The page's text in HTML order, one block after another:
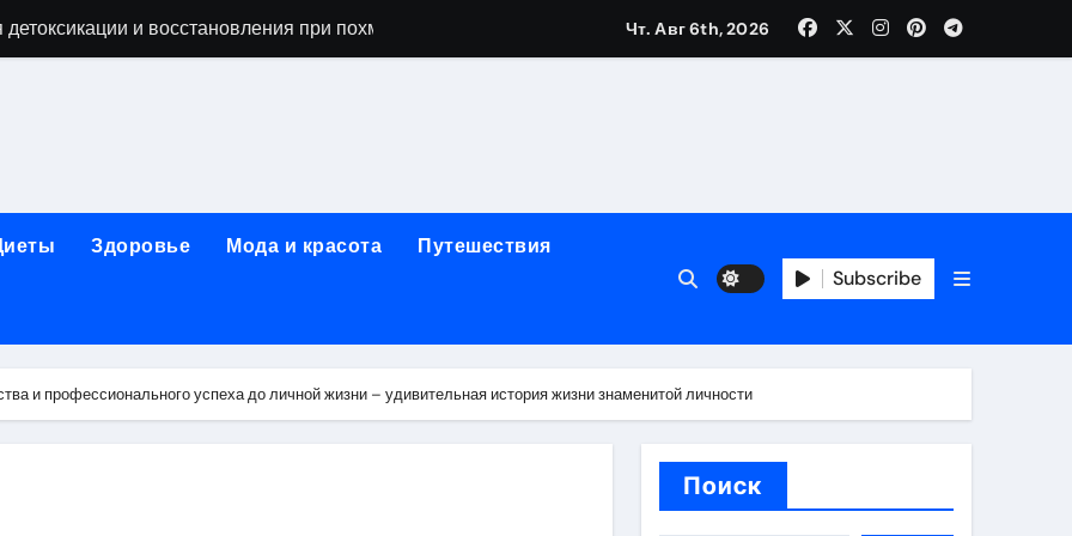
и восстановления при похмельном синдроме
подготовка и расшифровка результатов
по бережному отношению к себе
подготовка и ориентировочная стоимость исследования
порядок консультации и подготовка
Чт. Авг 6th, 2026
Здоровье Мода и красота Путешествия
Subscribe
и профессионального успеха до личной жизни – удивительная история жизни знаменитой личности
Поиск